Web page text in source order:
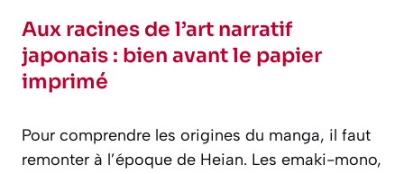
Aux racines de l’art narratif
japonais : bien avant le papier
imprimé
Pour comprendre les origines du manga, il faut
remonter à l’époque de Heian. Les emaki-mono,